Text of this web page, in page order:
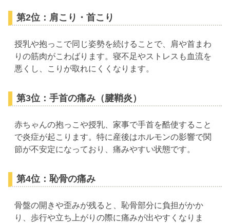
第2位：肩こり・首こり
授乳や抱っこで同じ姿勢を続けることで、肩や首まわ
りの筋肉がこわばります。寝不足やストレスも血流を
悪くし、こりが取れにくくなります。
第3位：手首の痛み（腱鞘炎）
赤ちゃんの抱っこや授乳、家事で手首を酷使すること
で炎症が起こります。特に産後はホルモンの影響で関
節が不安定になっており、痛みやすい状態です。
第4位：恥骨の痛み
骨盤の開きや歪みが残ると、恥骨部分に負担がかか
り、歩行や立ち上がりの際に痛みが出やすくなりま